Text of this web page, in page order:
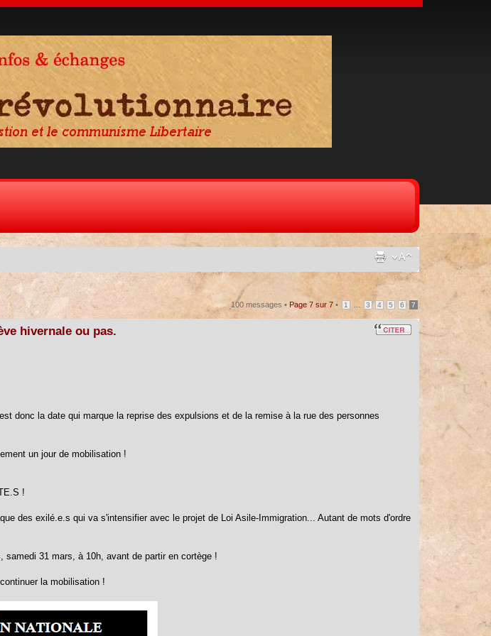
100 messages • Page7 sur7 • 1 3 4 5 6 7
hivernale ou pas.
donc la date qui marque la reprise des expulsions et de la remise à la rue des personnes
un jour de mobilisation !
!
des exilé.e.s qui va s'intensifier avec le projet de Loi Asile-Immigration... Autant de mots d'ordre
samedi 31 mars, à 10h, avant de partir en cortège !
la mobilisation !